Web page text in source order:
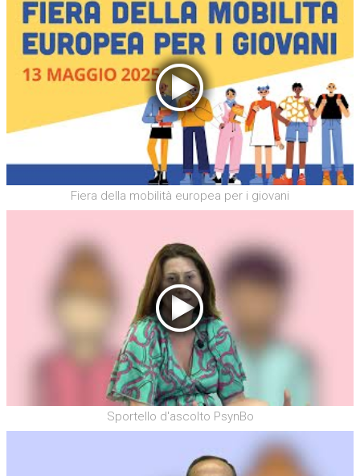
Fiera della mobilità europea per i giovani
Sportello d'ascolto PsynBo